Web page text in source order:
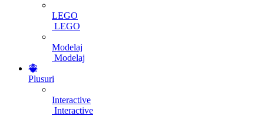
LEGO
LEGO
Modelaj
Modelaj
Plusuri
Interactive
Interactive